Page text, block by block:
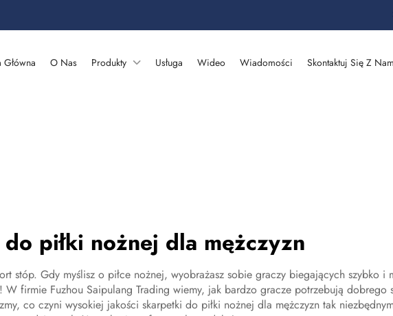
Główna O Nas Produkty Usługa Wideo Wiadomości Skontaktuj Się Z
piłki nożnej dla mężczyzn
stóp. Gdy myślisz o piłce nożnej, wyobrażasz sobie graczy biegających szybko i
firmie Fuzhou Saipulang Trading wiemy, jak bardzo gracze potrzebują dobrego
co czyni wysokiej jakości skarpetki do piłki nożnej dla mężczyzn tak